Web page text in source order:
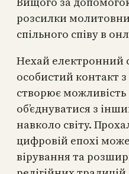
розсилки
спільного співу в
Нехай електронний
особистий контакт
створює можливість
об’єднуватися з
навколо світу.
цифровій епохі
вірування та